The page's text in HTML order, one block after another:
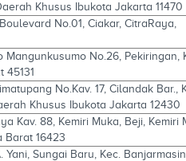
Khusus Ibukota Jakarta 11470
No.01, Ciakar, CitraRaya,
Mangunkusumo No.26, Pekiringan,
45131
No.Kav. 17, Cilandak Bar.,
Khusus Ibukota Jakarta 12430
Kav. 88, Kemiri Muka, Beji, Kemiri
Barat 16423
Yani, Sungai Baru, Kec.